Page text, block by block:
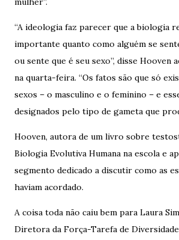
“A ideologia faz parecer que a biologia
importante quanto como alguém se
ou sente que é seu sexo”, disse Hooven
na quarta-feira. “Os fatos são que só
sexos – o masculino e o feminino – e
designados pelo tipo de gameta que
Hooven, autora de um livro sobre
Biologia Evolutiva Humana na escola e
segmento dedicado a discutir como as
haviam acordado.
A coisa toda não caiu bem para Laura
Diretora da Força-Tarefa de